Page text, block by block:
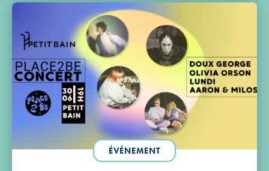
ÉVÉNEMENT